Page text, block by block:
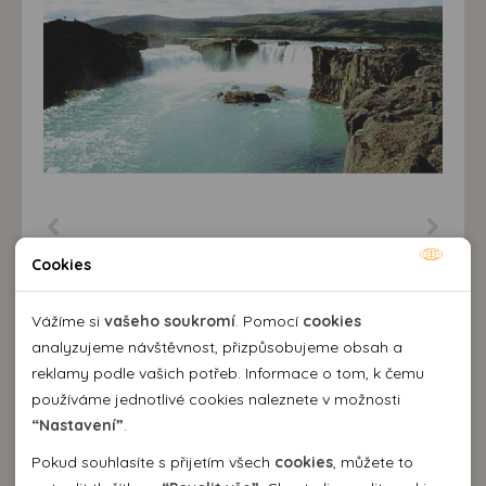
Cookies
Vážíme si vašeho soukromí . Pomocí cookies
analyzujeme návštěvnost, přizpůsobujeme obsah a
reklamy podle vašich potřeb. Informace o tom, k čemu
používáme jednotlivé cookies naleznete v možnosti
“Nastavení”
Pokud souhlasíte s přijetím všech cookies , můžete to
Nutné cookies pomáhají, aby byla webová stránka
použitelná tak, že umožní základní funkce jako navigace
stránky a přístup k zabezpečeným sekcím webové stránky.
Webová stránka nemůže správně fungovat bez těchto
cookies.
Analytické cookies